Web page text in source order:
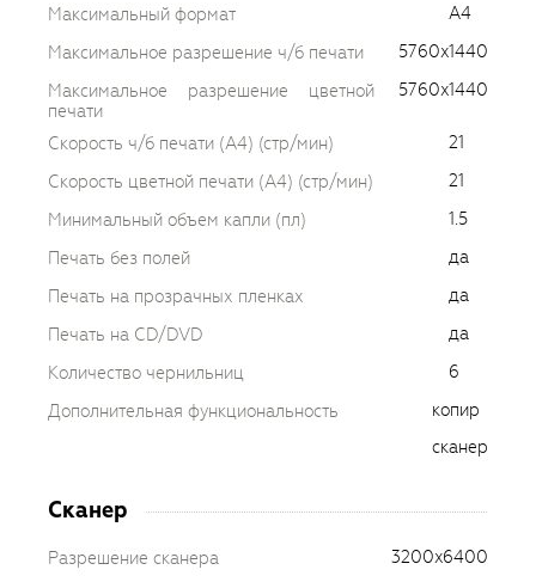
Максимальный формат
A4
Максимальное разрешение ч/б печати
5760x1440
Максимальное разрешение цветной
печати
5760x1440
Скорость ч/б печати (A4) (стр/мин)
21
Скорость цветной печати (A4) (стр/мин)
21
Минимальный объем капли (пл)
1.5
Печать без полей
да
Печать на прозрачных пленках
да
Печать на CD/DVD
да
Количество чернильниц
6
Дополнительная функциональность
копир
сканер
Сканер
Разрешение сканера
3200x6400